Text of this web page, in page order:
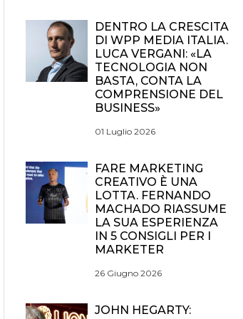
DENTRO LA CRESCITA
DI WPP MEDIA ITALIA.
LUCA VERGANI: «LA
TECNOLOGIA NON
BASTA, CONTA LA
COMPRENSIONE DEL
BUSINESS»
01 Luglio 2026
FARE MARKETING
CREATIVO È UNA
LOTTA. FERNANDO
MACHADO RIASSUME
LA SUA ESPERIENZA
IN 5 CONSIGLI PER I
MARKETER
26 Giugno 2026
JOHN HEGARTY: